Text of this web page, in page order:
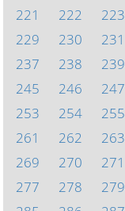
221
222 223
229
230 231
237
238 239
245
246 247
253
254 255
261
262 263
269
270 271
277
278 279